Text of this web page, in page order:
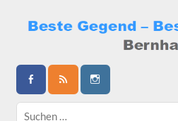
content
Bernhard Seidenath